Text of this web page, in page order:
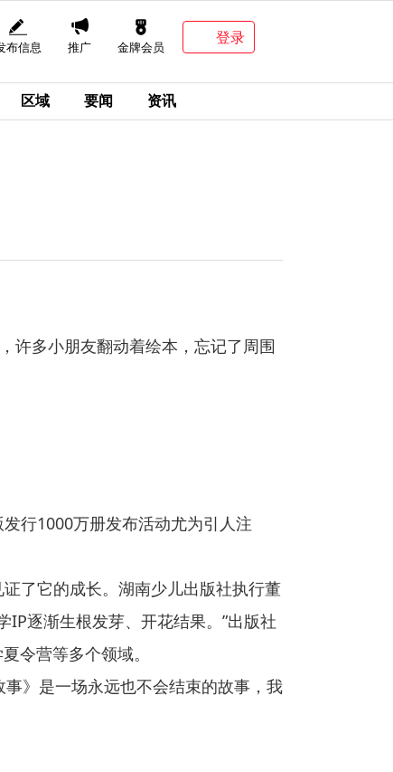
布信息 推广 金牌会员
登录
区域 要闻 资讯
许多小朋友翻动着绘本，忘记了周围
行1000万册发布活动尤为引人注
了它的成长。湖南少儿出版社执行董
IP逐渐生根发芽、开花结果。”出版社
令营等多个领域。
》是一场永远也不会结束的故事，我